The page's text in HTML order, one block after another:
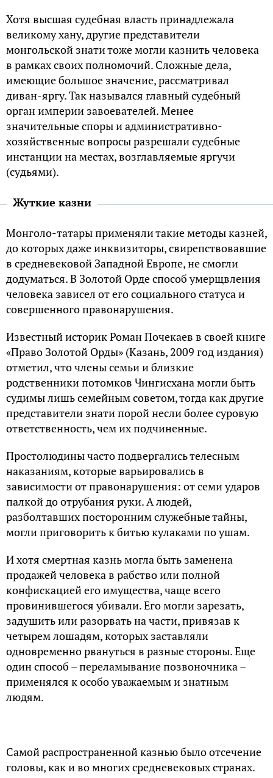
Хотя высшая судебная власть принадлежала
великому хану, другие представители
монгольской знати тоже могли казнить человека
в рамках своих полномочий. Сложные дела,
имеющие большое значение, рассматривал
диван-яргу. Так назывался главный судебный
орган империи завоевателей. Менее
значительные споры и административно-
хозяйственные вопросы разрешали судебные
инстанции на местах, возглавляемые яргучи
(судьями).
Жуткие казни
Монголо-татары применяли такие методы казней,
до которых даже инквизиторы, свирепствовавшие
в средневековой Западной Европе, не смогли
додуматься. В Золотой Орде способ умерщвления
человека зависел от его социального статуса и
совершенного правонарушения.
Известный историк Роман Почекаев в своей книге
«Право Золотой Орды» (Казань, 2009 год издания)
отметил, что члены семьи и близкие
родственники потомков Чингисхана могли быть
судимы лишь семейным советом, тогда как другие
представители знати порой несли более суровую
ответственность, чем их подчиненные.
Простолюдины часто подвергались телесным
наказаниям, которые варьировались в
зависимости от правонарушения: от семи ударов
палкой до отрубания руки. А людей,
разболтавших посторонним служебные тайны,
могли приговорить к битью кулаками по ушам.
И хотя смертная казнь могла быть заменена
продажей человека в рабство или полной
конфискацией его имущества, чаще всего
провинившегося убивали. Его могли зарезать,
задушить или разорвать на части, привязав к
четырем лошадям, которых заставляли
одновременно рвануться в разные стороны. Еще
один способ – переламывание позвоночника –
применялся к особо уважаемым и знатным
людям.
Самой распространенной казнью было отсечение
головы, как и во многих средневековых странах.